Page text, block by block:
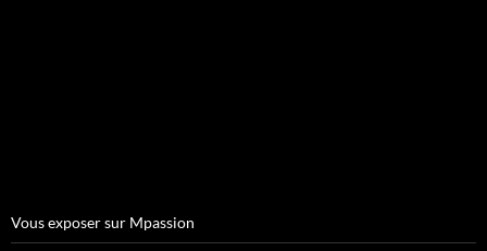
Vous exposer sur Mpassion